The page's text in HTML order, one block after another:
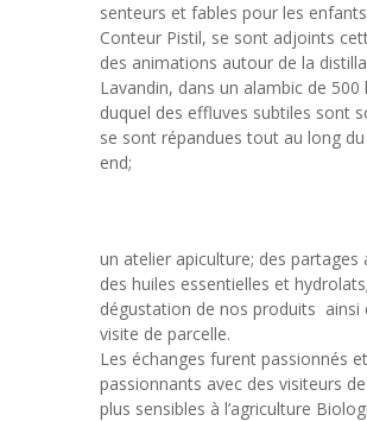
senteurs et fables pour les
Conteur Pistil, se sont adjoints
des animations autour de la
Lavandin, dans un alambic de 500
duquel des effluves subtiles sont
se sont répandues tout au long
end;
un atelier apiculture; des partages
des huiles essentielles et
dégustation de nos produits ainsi
visite de parcelle.
Les échanges furent passionnés et
passionnants avec des visiteurs
plus sensibles à l’agriculture